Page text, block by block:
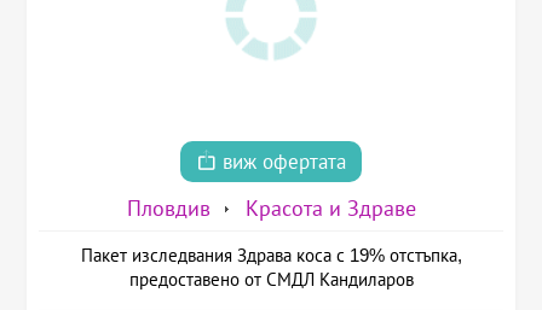
виж офертата
Пловдив Красота и Здраве
Пакет изследвания Здрава коса с 19% отстъпка,
предоставено от СМДЛ Кандиларов